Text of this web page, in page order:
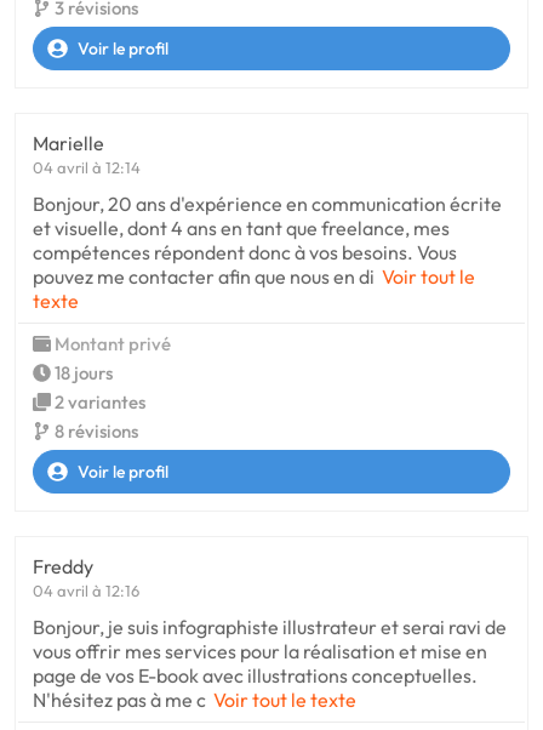
3 révisions
Voir le profil
Marielle
04 avril à 12:14
Bonjour, 20 ans d'expérience en communication écrite
et visuelle, dont 4 ans en tant que freelance, mes
compétences répondent donc à vos besoins. Vous
pouvez me contacter afin que nous en di Voir tout le
texte
Montant privé
18 jours
2 variantes
8 révisions
Voir le profil
Freddy
04 avril à 12:16
Bonjour, je suis infographiste illustrateur et serai ravi de
vous offrir mes services pour la réalisation et mise en
page de vos E-book avec illustrations conceptuelles.
N'hésitez pas à me c Voir tout le texte